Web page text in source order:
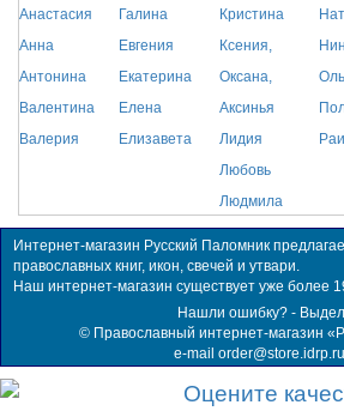
Анастасия
Анна
Антонина
Валентина
Валерия
Галина
Евгения
Екатерина
Елена
Елизавета
Кристина
Ксения,
Оксана,
Аксинья
Лидия
Любовь
Людмила
Интернет-магазин Русский Паломник
православных книг, икон, свечей и утвари.
Наш интернет-магазин существует уже более
Нашли ошибку? -
© Православный интернет-магазин
e-mail order@store.idrp.ru